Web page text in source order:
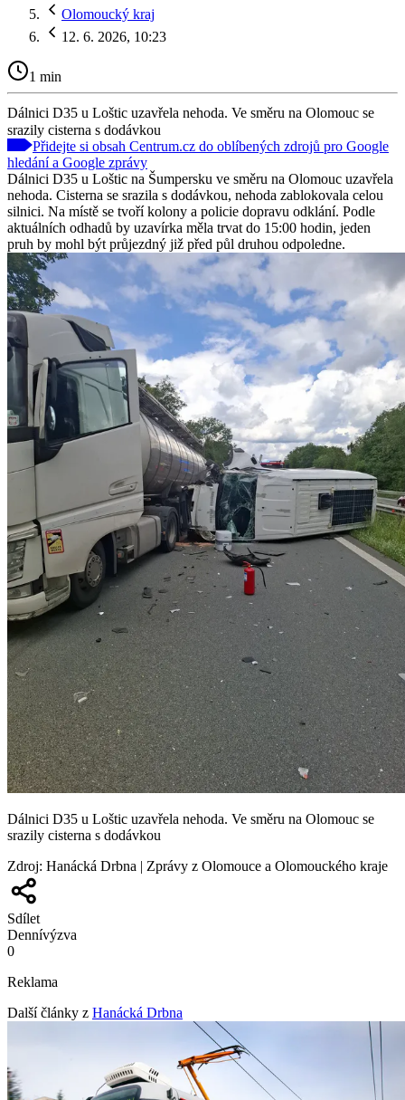
Olomoucký kraj
12. 6. 2026, 10:23
1 min
Dálnici D35 u Loštic uzavřela nehoda. Ve směru na Olomouc se
srazily cisterna s dodávkou
Přidejte si obsah Centrum.cz do oblíbených zdrojů pro Google
hledání a Google zprávy
Dálnici D35 u Loštic na Šumpersku ve směru na Olomouc uzavřela
nehoda. Cisterna se srazila s dodávkou, nehoda zablokovala celou
silnici. Na místě se tvoří kolony a policie dopravu odklání. Podle
aktuálních odhadů by uzavírka měla trvat do 15:00 hodin, jeden
pruh by mohl být průjezdný již před půl druhou odpoledne.
Dálnici D35 u Loštic uzavřela nehoda. Ve směru na Olomouc se
srazily cisterna s dodávkou
Zdroj: Hanácká Drbna | Zprávy z Olomouce a Olomouckého kraje
Sdílet
Dennívýzva
0
Reklama
Další články z Hanácká Drbna